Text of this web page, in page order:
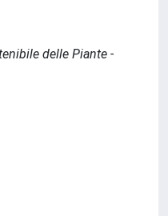
delle Piante -